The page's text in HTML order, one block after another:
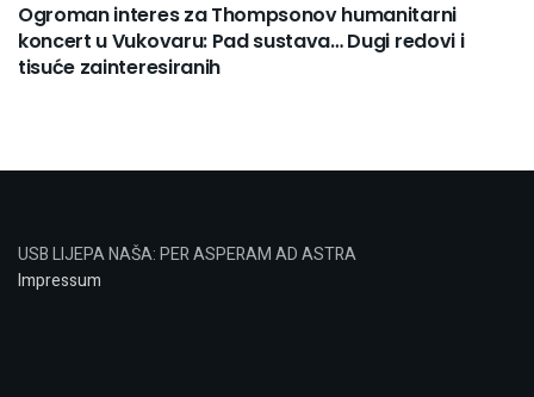
Ogroman interes za Thompsonov humanitarni
koncert u Vukovaru: Pad sustava… Dugi redovi i
tisuće zainteresiranih
USB LIJEPA NAŠA: PER ASPERAM AD ASTRA
Impressum